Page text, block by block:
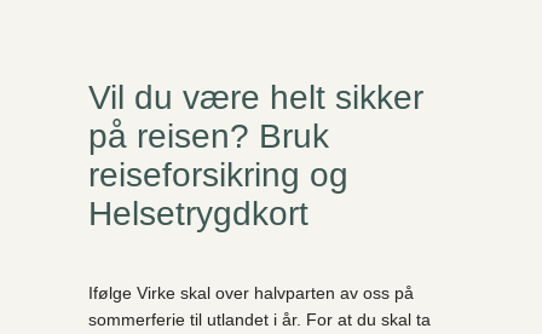
Vil du være helt sikker
på reisen? Bruk
reiseforsikring og
Helsetrygdkort
Ifølge Virke skal over halvparten av oss på
sommerferie til utlandet i år. For at du skal ta